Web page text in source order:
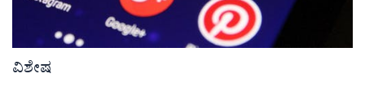
ವಿಶೇಷ